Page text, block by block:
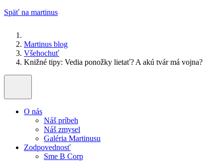
Späť na martinus
Martinus blog
Všehochuť
Knižné tipy: Vedia ponožky lietať? A akú tvár má vojna?
O nás
Náš príbeh
Náš zmysel
Galéria Martinusu
Zodpovednosť
Sme B Corp